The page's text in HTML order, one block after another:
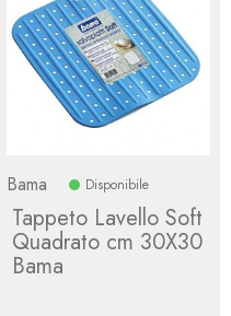
Bama Disponibile
Tappeto Lavello Soft
Quadrato cm 30X30
Bama